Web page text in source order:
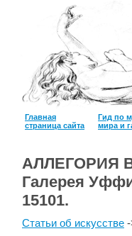
Главная
страница сайта
Гид по
мира и
АЛЛЕГОРИЯ
Галерея
15101.
Статьи об искусстве